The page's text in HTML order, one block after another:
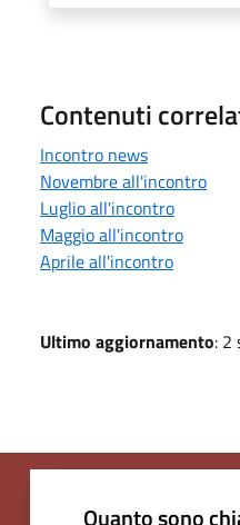
Contenuti
Incontro news
Novembre all'incontro
Luglio all'incontro
Maggio all'incontro
Aprile all'incontro
Ultimo aggiornamento: 2
Quanto sono